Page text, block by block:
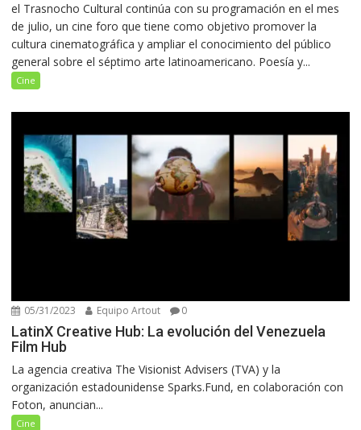
el Trasnocho Cultural continúa con su programación en el mes
de julio, un cine foro que tiene como objetivo promover la
cultura cinematográfica y ampliar el conocimiento del público
general sobre el séptimo arte latinoamericano. Poesía y...
Cine
05/31/2023 Equipo Artout 0
LatinX Creative Hub: La evolución del Venezuela
Film Hub
La agencia creativa The Visionist Advisers (TVA) y la
organización estadounidense Sparks.Fund, en colaboración con
Foton, anuncian...
Cine